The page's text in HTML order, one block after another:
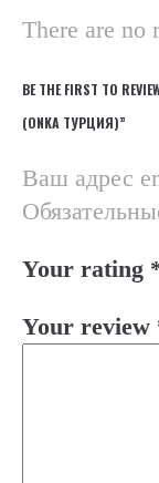
There are no
BE THE FIRST TO
(ONKA ТУРЦИЯ)”
Ваш адрес
Your rating
Your review